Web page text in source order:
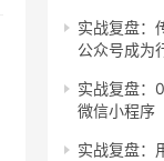
实战复盘：
公众号成为
实战复盘：
微信小程序
实战复盘：